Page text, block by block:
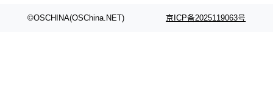
©OSCHINA(OSChina.NET) 京ICP备2025119063号